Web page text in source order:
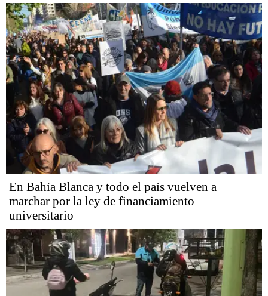
En Bahía Blanca y todo el país vuelven a
marchar por la ley de financiamiento
universitario